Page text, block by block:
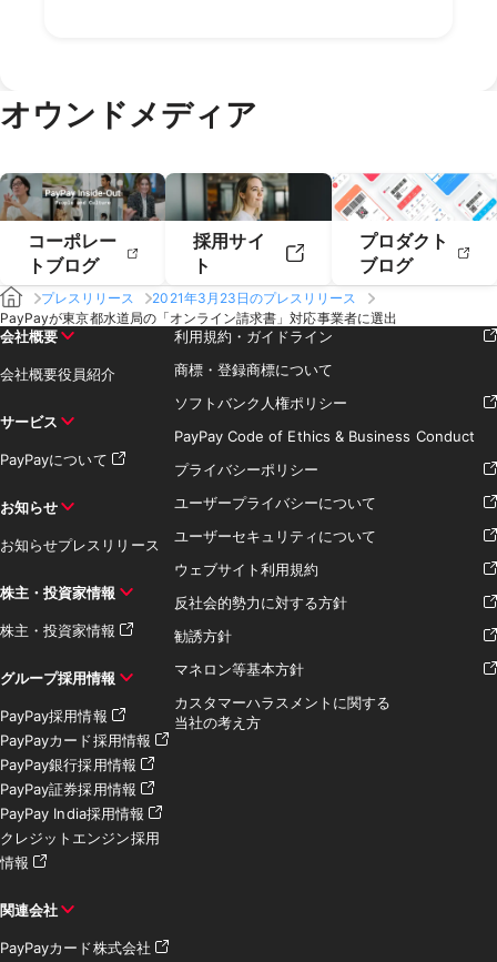
2019年2月
2019年1月
オウンドメディア
コーポレー
トブログ
採用サイ
ト
プロダクト
ブログ
プレスリリース
2021年3月23日のプレスリリース
PayPayが東京都水道局の「オンライン請求書」対応事業者に選出
会社概要
会社概要役員紹介
サービス
PayPayについて
お知らせ
お知らせプレスリリース
株主・投資家情報
株主・投資家情報
グループ採用情報
PayPay採用情報
PayPayカード採用情報
PayPay銀行採用情報
PayPay証券採用情報
PayPay India採用情報
クレジットエンジン採用
情報
関連会社
PayPayカード株式会社
利用規約・ガイドライン
商標・登録商標について
ソフトバンク人権ポリシー
PayPay Code of Ethics & Business Conduct
プライバシーポリシー
ユーザープライバシーについて
ユーザーセキュリティについて
ウェブサイト利用規約
反社会的勢力に対する方針
勧誘方針
マネロン等基本方針
カスタマーハラスメントに関する
当社の考え方